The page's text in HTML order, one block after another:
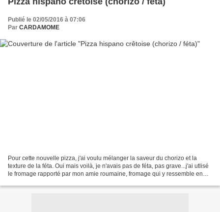
Publié le 02/05/2016 à 07:06
Par CARDAMOME
Pour cette nouvelle pizza, j'ai voulu mélanger la saveur du chorizo et la
texture de la féta. Oui mais voilà, je n'avais pas de féta, pas grave...j'ai utlisé
le fromage rapporté par mon amie roumaine, fromage qui y ressemble en